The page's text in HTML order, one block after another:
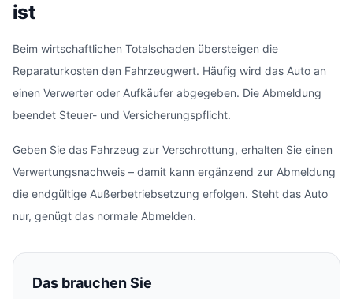
ist
Beim wirtschaftlichen Totalschaden übersteigen die
Reparaturkosten den Fahrzeugwert. Häufig wird das Auto an
einen Verwerter oder Aufkäufer abgegeben. Die Abmeldung
beendet Steuer- und Versicherungspflicht.
Geben Sie das Fahrzeug zur Verschrottung, erhalten Sie einen
Verwertungsnachweis – damit kann ergänzend zur Abmeldung
die endgültige Außerbetriebsetzung erfolgen. Steht das Auto
nur, genügt das normale Abmelden.
Das brauchen Sie